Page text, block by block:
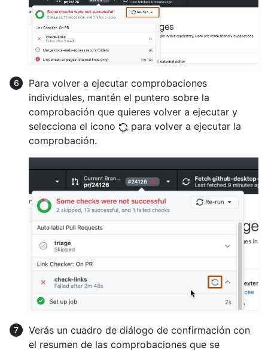
Para volver a ejecutar comprobaciones
individuales, mantén el puntero sobre la
comprobación que quieres volver a ejecutar y
selecciona el icono
para volver a ejecutar la
comprobación.
Verás un cuadro de diálogo de confirmación con
el resumen de las comprobaciones que se